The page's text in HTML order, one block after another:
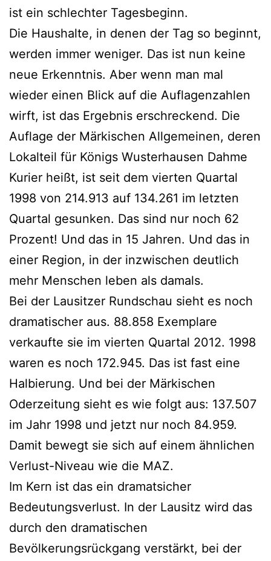
ist ein schlechter Tagesbeginn.
Die Haushalte, in denen der Tag so beginnt,
werden immer weniger. Das ist nun keine
neue Erkenntnis. Aber wenn man mal
wieder einen Blick auf die Auflagenzahlen
wirft, ist das Ergebnis erschreckend. Die
Auflage der Märkischen Allgemeinen, deren
Lokalteil für Königs Wusterhausen Dahme
Kurier heißt, ist seit dem vierten Quartal
1998 von 214.913 auf 134.261 im letzten
Quartal gesunken. Das sind nur noch 62
Prozent! Und das in 15 Jahren. Und das in
einer Region, in der inzwischen deutlich
mehr Menschen leben als damals.
Bei der Lausitzer Rundschau sieht es noch
dramatischer aus. 88.858 Exemplare
verkaufte sie im vierten Quartal 2012. 1998
waren es noch 172.945. Das ist fast eine
Halbierung. Und bei der Märkischen
Oderzeitung sieht es wie folgt aus: 137.507
im Jahr 1998 und jetzt nur noch 84.959.
Damit bewegt sie sich auf einem ähnlichen
Verlust-Niveau wie die MAZ.
Im Kern ist das ein dramatsicher
Bedeutungsverlust. In der Lausitz wird das
durch den dramatischen
Bevölkerungsrückgang verstärkt, bei der